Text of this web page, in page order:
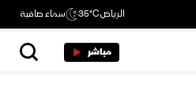
الرياض35°C سماء صافية
مباشر